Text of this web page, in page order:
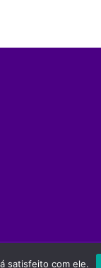
Site desenvolvido por
satisfeito com ele.